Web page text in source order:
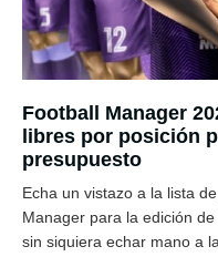
Football Manager
libres por posición
presupuesto
Echa un vistazo a la lista
Manager para la edición
sin siquiera echar mano a